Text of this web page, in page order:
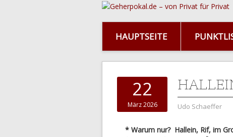
HAUPTSEITE
22
März 2026 Udo Schaeffer
* Warum nur? Hallein, Rif, im